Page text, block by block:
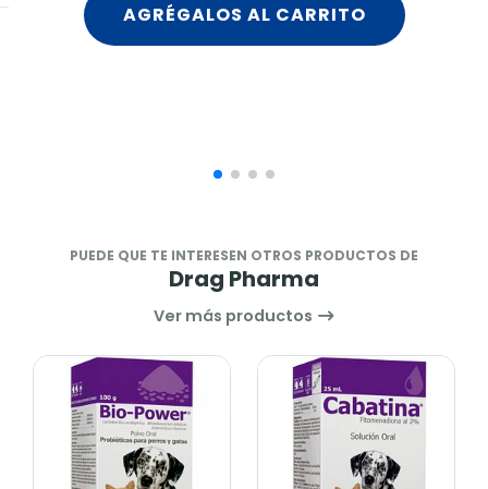
AGRÉGALOS AL CARRITO
PUEDE QUE TE INTERESEN OTROS PRODUCTOS DE
Drag Pharma
Ver más productos